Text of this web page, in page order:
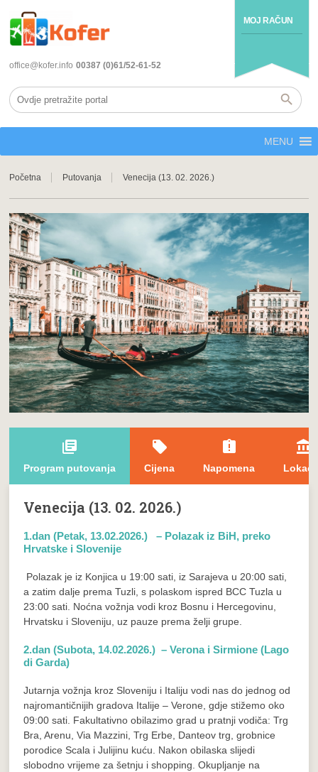
MOJ RAČUN
office@kofer.info 00387 (0)61/52-61-52
MENU
Početna Putovanja Venecija (13. 02. 2026.)
library_books
Program putovanja
local_offer
Cijena
assignment_late
Napomena
account_balance
Venecija (13. 02. 2026.)
1.dan (Petak, 13.02.2026.) – Polazak iz BiH, preko
Hrvatske i Slovenije
Polazak je iz Konjica u 19:00 sati, iz Sarajeva u 20:00 sati,
a zatim dalje prema Tuzli, s polaskom ispred BCC Tuzla u
23:00 sati. Noćna vožnja vodi kroz Bosnu i Hercegovinu,
Hrvatsku i Sloveniju, uz pauze prema želji grupe.
2.dan (Subota, 14.02.2026.) – Verona i Sirmione (Lago
di Garda)
Jutarnja vožnja kroz Sloveniju i Italiju vodi nas do jednog od
najromantičnijih gradova Italije – Verone, gdje stižemo oko
09:00 sati. Fakultativno obilazimo grad u pratnji vodiča: Trg
Bra, Arenu, Via Mazzini, Trg Erbe, Danteov trg, grobnice
porodice Scala i Julijinu kuću. Nakon obilaska slijedi
slobodno vrijeme za šetnju i shopping. Okupljanje na